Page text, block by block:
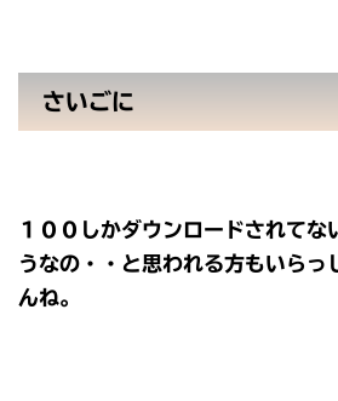
さいごに
１００しかダウンロードされてな
うなの・・と思われる方もいらっ
んね。